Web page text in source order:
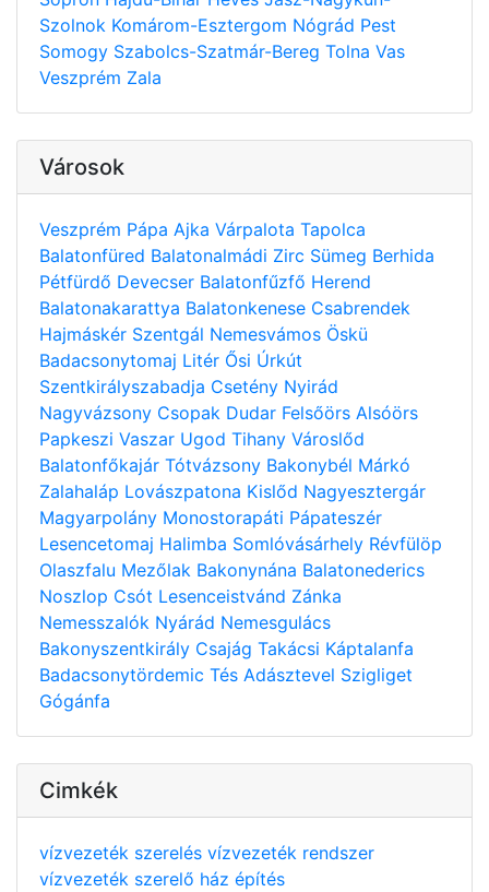
Szolnok Komárom-Esztergom Nógrád Pest
Somogy Szabolcs-Szatmár-Bereg Tolna Vas
Veszprém Zala
Városok
Veszprém Pápa Ajka Várpalota Tapolca
Balatonfüred Balatonalmádi Zirc Sümeg Berhida
Pétfürdő Devecser Balatonfűzfő Herend
Balatonakarattya Balatonkenese Csabrendek
Hajmáskér Szentgál Nemesvámos Öskü
Badacsonytomaj Litér Ősi Úrkút
Szentkirályszabadja Csetény Nyirád
Nagyvázsony Csopak Dudar Felsőörs Alsóörs
Papkeszi Vaszar Ugod Tihany Városlőd
Balatonfőkajár Tótvázsony Bakonybél Márkó
Zalahaláp Lovászpatona Kislőd Nagyesztergár
Magyarpolány Monostorapáti Pápateszér
Lesencetomaj Halimba Somlóvásárhely Révfülöp
Olaszfalu Mezőlak Bakonynána Balatonederics
Noszlop Csót Lesenceistvánd Zánka
Nemesszalók Nyárád Nemesgulács
Bakonyszentkirály Csajág Takácsi Káptalanfa
Badacsonytördemic Tés Adásztevel Szigliget
Gógánfa
Cimkék
vízvezeték szerelés vízvezeték rendszer
vízvezeték szerelő ház építés